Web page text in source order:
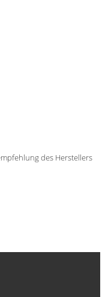
des Herstellers